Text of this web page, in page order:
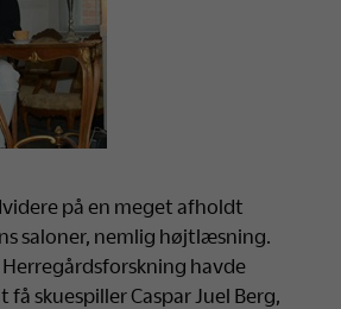
på en meget afholdt
saloner, nemlig højtlæsning.
Herregårdsforskning havde
skuespiller Caspar Juel Berg,